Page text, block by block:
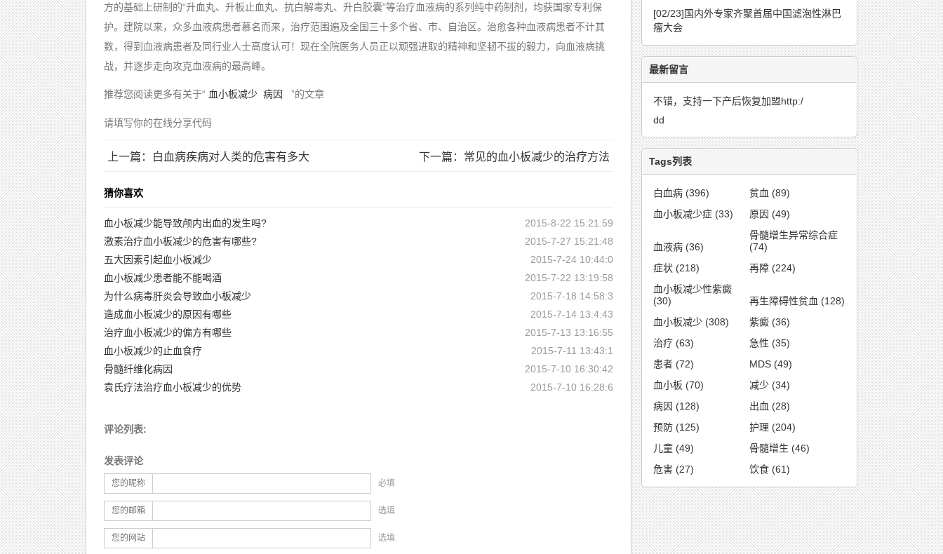
方的基础上研制的“升血丸、升板止血丸、抗白解毒丸、升白胶囊”等治疗血液病的系列纯中药制剂，均获国家专利保
护。建院以来，众多血液病患者慕名而来，治疗范围遍及全国三十多个省、市、自治区。治愈各种血液病患者不计其
数，得到血液病患者及同行业人士高度认可！现在全院医务人员正以顽强进取的精神和坚韧不拔的毅力，向血液病挑
战，并逐步走向攻克血液病的最高峰。
推荐您阅读更多有关于“ 血小板减少 病因 ”的文章
请填写你的在线分享代码
上一篇：白血病疾病对人类的危害有多大 下一篇：常见的血小板减少的治疗方法
猜你喜欢
血小板减少能导致颅内出血的发生吗?
2015-8-22 15:21:59
激素治疗血小板减少的危害有哪些?
2015-7-27 15:21:48
五大因素引起血小板减少
2015-7-24 10:44:0
血小板减少患者能不能喝酒
2015-7-22 13:19:58
为什么病毒肝炎会导致血小板减少
2015-7-18 14:58:3
造成血小板减少的原因有哪些
2015-7-14 13:4:43
治疗血小板减少的偏方有哪些
2015-7-13 13:16:55
血小板减少的止血食疗
2015-7-11 13:43:1
骨髓纤维化病因
2015-7-10 16:30:42
袁氏疗法治疗血小板减少的优势
2015-7-10 16:28:6
评论列表:
发表评论
您的昵称 必填
您的邮箱 选填
您的网站 选填
[02/23]国内外专家齐聚首届中国滤泡性淋巴
瘤大会
最新留言
不错，支持一下产后恢复加盟http:/
dd
Tags列表
白血病 (396) 贫血 (89)
血小板减少症 (33) 原因 (49)
血液病 (36)
骨髓增生异常综合症
(74)
症状 (218) 再障 (224)
血小板减少性紫癜
(30)
再生障碍性贫血 (128)
血小板减少 (308) 紫癜 (36)
治疗 (63) 急性 (35)
患者 (72) MDS (49)
血小板 (70) 减少 (34)
病因 (128) 出血 (28)
预防 (125) 护理 (204)
儿童 (49) 骨髓增生 (46)
危害 (27) 饮食 (61)